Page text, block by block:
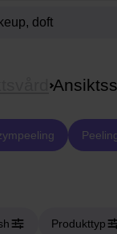
Produkttyp